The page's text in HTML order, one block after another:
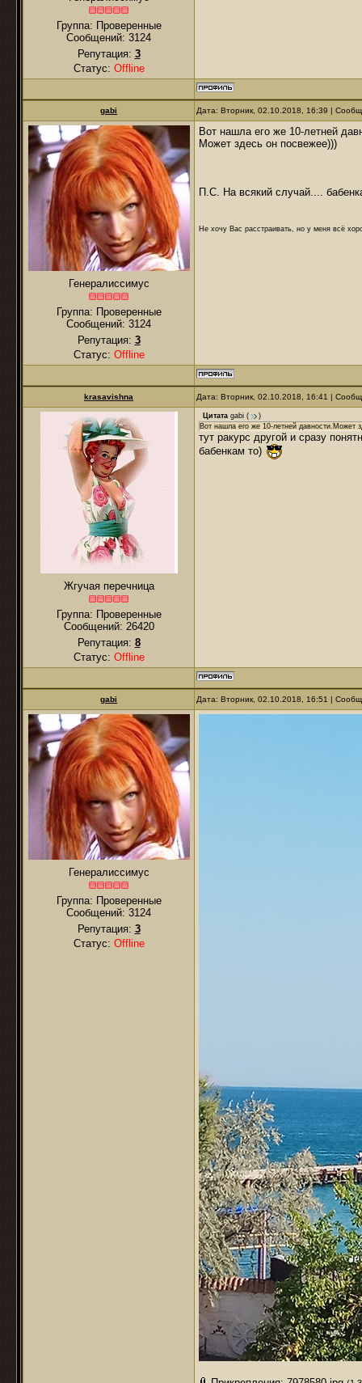
Группа: Проверенные
Сообщений: 3124
Репутация: 3
Статус: Offline
gabi Дата: Вторник, 02.10.2018, 16:39 |
Генералиссимус
Группа: Проверенные
Сообщений: 3124
Репутация: 3
Статус: Offline
Вот нашла его же 10-летней
Может здесь он посвежее)))
П.С. На всякий случай....
Не хочу Вас расстраивать, но у меня всё
krasavishna Дата: Вторник, 02.10.2018, 16:41 |
Жгучая перечница
Группа: Проверенные
Сообщений: 26420
Репутация: 8
Статус: Offline
Цитата gabi (
)
Вот нашла его же 10-летней давности.Может
тут ракурс другой и сразу
бабенкам то)
gabi Дата: Вторник, 02.10.2018, 16:51 |
Генералиссимус
Группа: Проверенные
Сообщений: 3124
Репутация: 3
Статус: Offline